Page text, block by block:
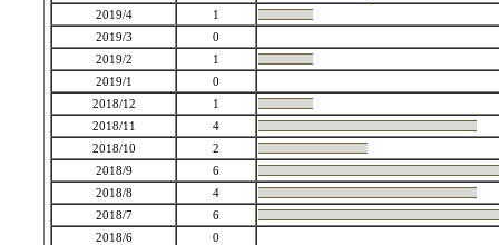
2019/4
1
2019/3
0
2019/2
1
2019/1
0
2018/12
1
2018/11
4
2018/10
2
2018/9
6
2018/8
4
2018/7
6
2018/6
0